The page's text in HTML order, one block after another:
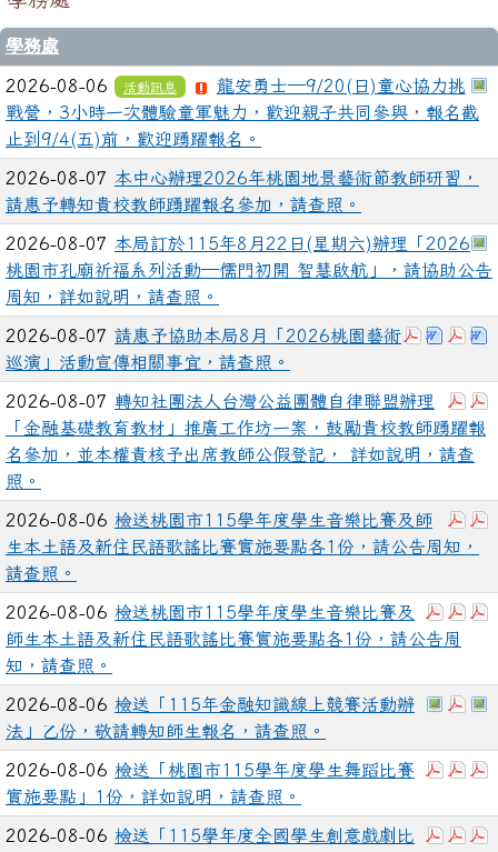
學務處
2026-08-06 活動訊息
龍安勇士─9/20(日)童心協力挑
戰營，3小時一次體驗童軍魅力，歡迎親子共同參與，報名截
止到9/4(五)前，歡迎踴躍報名。
2026-08-07 本中心辦理2026年桃園地景藝術節教師研習，
請惠予轉知貴校教師踴躍報名參加，請查照。
2026-08-07 本局訂於115年8月22日(星期六)辦理「2026
桃園市孔廟祈福系列活動—儒門初開 智慧啟航」，請協助公告
周知，詳如說明，請查照。
下載：
下載
下
2026-08-07 請惠予協助本局8月「2026桃園藝術
巡演」活動宣傳相關事宜，請查照。
下
2026-08-07 轉知社團法人台灣公益團體自律聯盟辦理
「金融基礎教育教材」推廣工作坊一案，鼓勵貴校教師踴躍報
名參加，並本權責核予出席教師公假登記， 詳如說明，請查
照。
下
2026-08-06 檢送桃園市115學年度學生音樂比賽及師
生本土語及新住民語歌謠比賽實施要點各1份，請公告周知，
請查照。
下載
下
2026-08-06 檢送桃園市115學年度學生音樂比賽及
師生本土語及新住民語歌謠比賽實施要點各1份，請公告周
知，請查照。
於彈
下
2026-08-06 檢送「115年金融知識線上競賽活動辦
法」乙份，敬請轉知師生報名，請查照。
下載
下
2026-08-06 檢送「桃園市115學年度學生舞蹈比賽
實施要點」1份，詳如說明，請查照。
下載
下
2026-08-06 檢送「115學年度全國學生創意戲劇比